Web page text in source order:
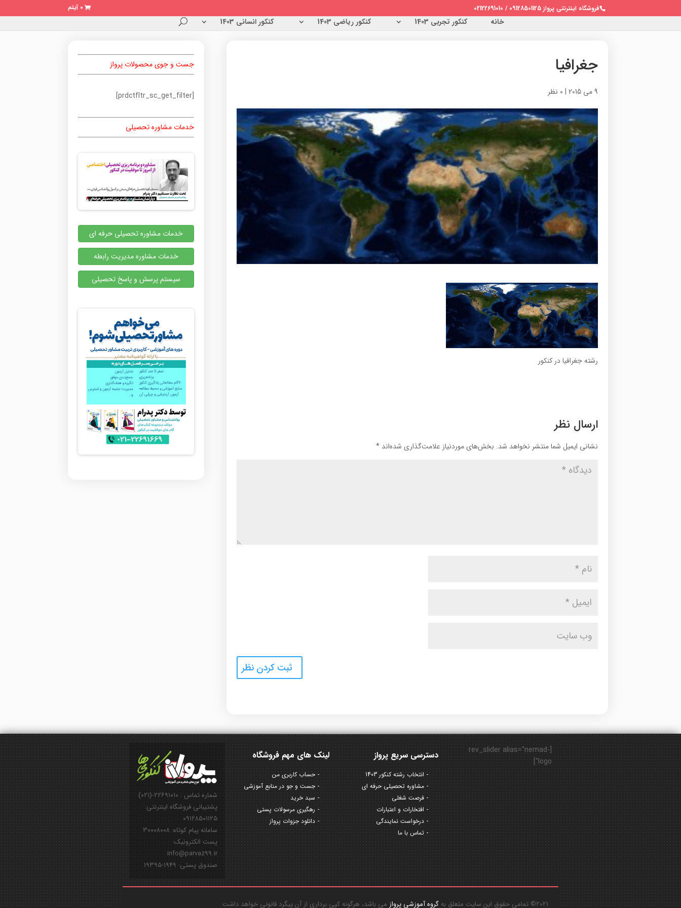
فروشگاه اینترنتی پرواز 09128501125 / 02122691010 0 آیتم
خانه کنکور تجربی 1403 کنکور ریاضی 1403 کنکور انسانی 1403
جغرافیا
9 می 2015 | 0 نظر
رشته جغرافیا در کنکور
ارسال نظر
نشانی ایمیل شما منتشر نخواهد شد. بخش‌های موردنیاز علامت‌گذاری شده‌اند*
جست و جوی محصولات پرواز
[prdctfltr_sc_get_filter]
خدمات مشاوره تحصیلی
خدمات مشاوره تحصیلی حرفه ای
خدمات مشاوره مدیریت رابطه
سیستم پرسش و پاسخ تحصیلی
شماره تماس : ۲۲۶۹۱۰۱۰-(۰۲۱)
پشتیبانی فروشگاه اینترنتی:
۰۹۱۲۸۵۰۱۱۲۵
سامانه پیام کوتاه: ۳۰۰۰۸۰۰۸
پست الکترونیک:
info@parvaz99.ir
صندوق پستی: ۱۹۴۹-۱۹۳۹۵
لینک های مهم فروشگاه
حساب کاربری من
جست و جو در منابع آموزشی
سبد خرید
رهگیری مرسولات پستی
دانلود جزوات پرواز
دسترسی سریع پرواز
انتخاب رشته کنکور 1403
مشاوره تحصیلی حرفه ای
فرصت شغلی
افتخارات و اعتبارات
درخواست نمایندگی
تماس با ما
[rev_slider alias="nemad-
logo"]
2021© تمامی حقوق این سایت متعلق به گروه آموزشی پرواز می باشد، هرگونه کپی برداری از آن پیگرد قانونی خواهد داشت.